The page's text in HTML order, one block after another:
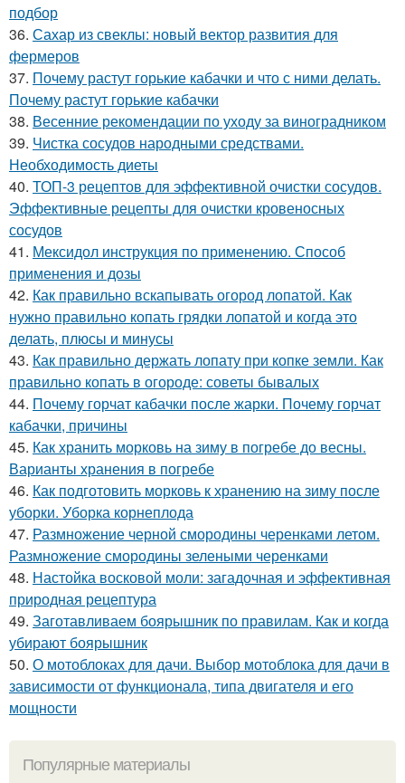
подбор
36. Сахар из свеклы: новый вектор развития для
фермеров
37. Почему растут горькие кабачки и что с ними делать.
Почему растут горькие кабачки
38. Весенние рекомендации по уходу за виноградником
39. Чистка сосудов народными средствами.
Необходимость диеты
40. ТОП-3 рецептов для эффективной очистки сосудов.
Эффективные рецепты для очистки кровеносных
сосудов
41. Мексидол инструкция по применению. Способ
применения и дозы
42. Как правильно вскапывать огород лопатой. Как
нужно правильно копать грядки лопатой и когда это
делать, плюсы и минусы
43. Как правильно держать лопату при копке земли. Как
правильно копать в огороде: советы бывалых
44. Почему горчат кабачки после жарки. Почему горчат
кабачки, причины
45. Как хранить морковь на зиму в погребе до весны.
Варианты хранения в погребе
46. Как подготовить морковь к хранению на зиму после
уборки. Уборка корнеплода
47. Размножение черной смородины черенками летом.
Размножение смородины зелеными черенками
48. Настойка восковой моли: загадочная и эффективная
природная рецептура
49. Заготавливаем боярышник по правилам. Как и когда
убирают боярышник
50. О мотоблоках для дачи. Выбор мотоблока для дачи в
зависимости от функционала, типа двигателя и его
мощности
Популярные материалы